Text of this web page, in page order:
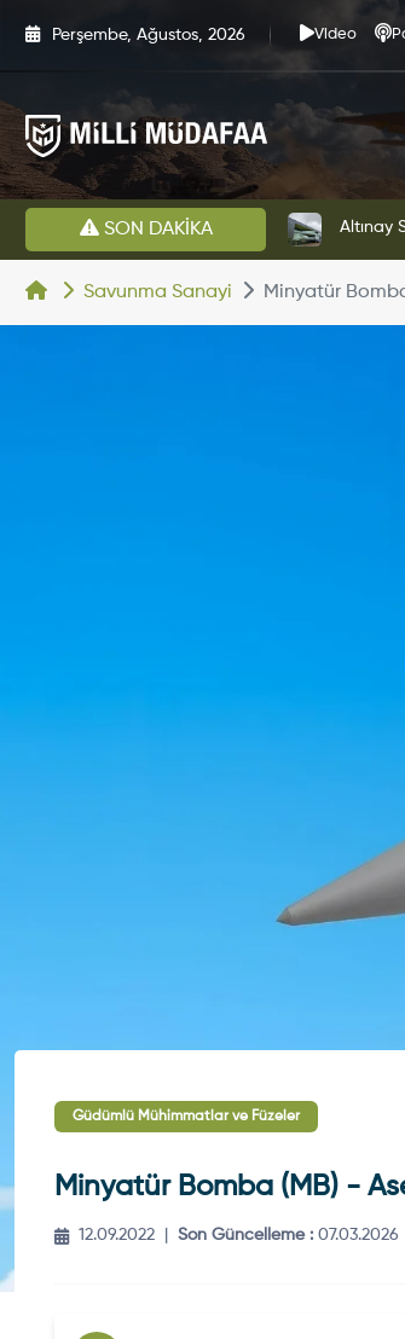
Perşembe, Ağustos, 2026 Video
SON DAKİKA Altınay
Savunma Sanayi Minyatür
Güdümlü Mühimmatlar ve Füzeler
Minyatür Bomba (MB) -
12.09.2022 Son Güncelleme : 07.03.2026